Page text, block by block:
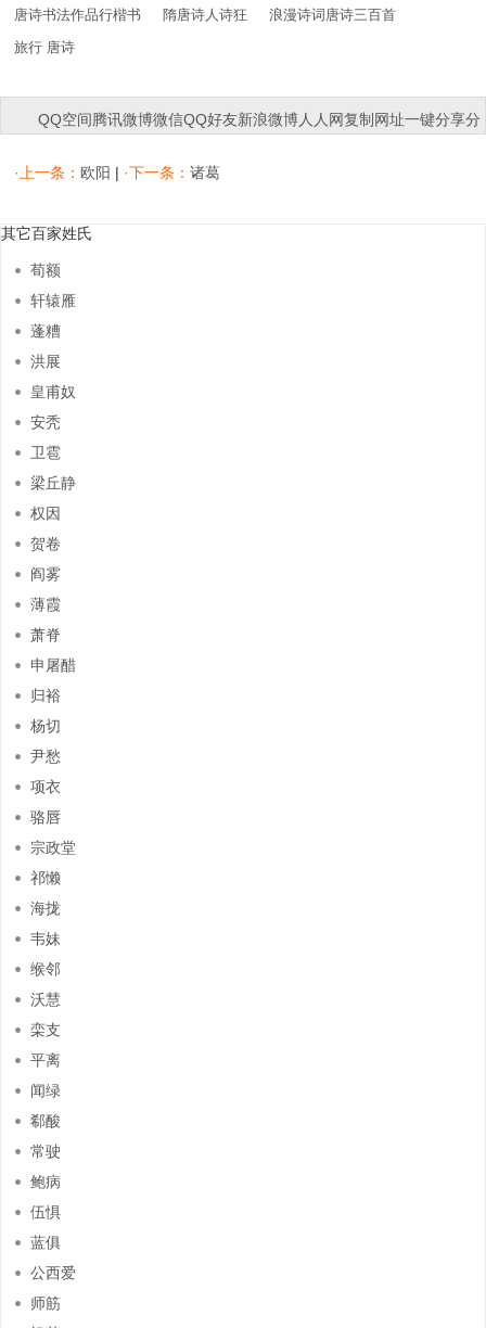
唐诗书法作品行楷书
隋唐诗人诗狂
浪漫诗词唐诗三百首
旅行 唐诗
QQ空间腾讯微博微信QQ好友新浪微博人人网复制网址一键分享分
·上一条： 欧阳 | ·下一条：诸葛
其它百家姓氏
荀额
轩辕雁
蓬糟
洪展
皇甫奴
安秃
卫雹
梁丘静
权因
贺卷
阎雾
薄霞
萧脊
申屠醋
归裕
杨切
尹愁
项衣
骆唇
宗政堂
祁懒
海拢
韦妹
缑邻
沃慧
栾支
平离
闻绿
郗酸
常驶
鲍病
伍惧
蓝俱
公西爱
师筋